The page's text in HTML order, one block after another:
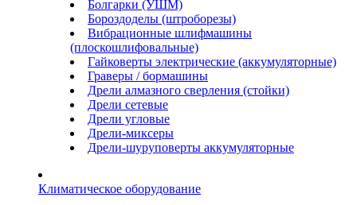
Болгарки (УШМ)
Бороздоделы (штроборезы)
Вибрационные шлифмашины
(плоскошлифовальные)
Гайковерты электрические (аккумуляторные)
Граверы / бормашины
Дрели алмазного сверления (стойки)
Дрели сетевые
Дрели угловые
Дрели-миксеры
Дрели-шуруповерты аккумуляторные
Климатическое оборудование